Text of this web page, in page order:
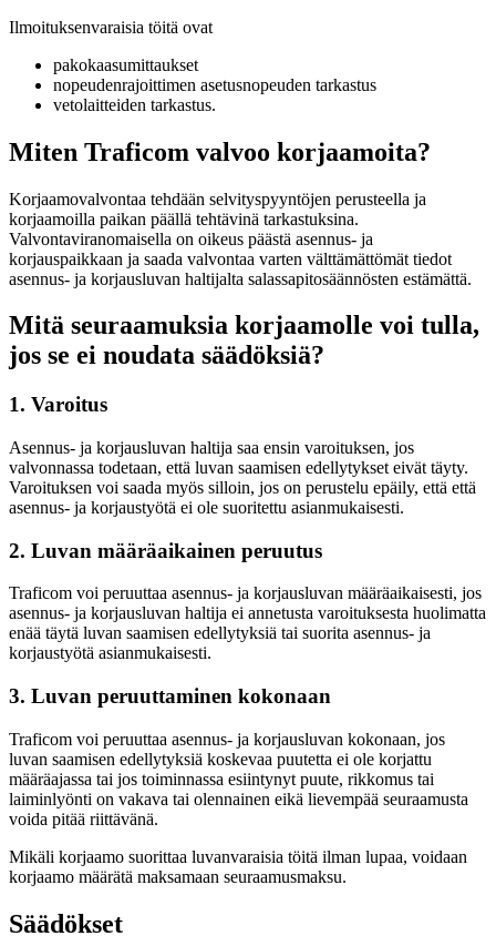
Ilmoituksenvaraisia töitä ovat
pakokaasumittaukset
nopeudenrajoittimen asetusnopeuden tarkastus
vetolaitteiden tarkastus.
Miten Traficom valvoo korjaamoita?
Korjaamovalvontaa tehdään selvityspyyntöjen perusteella ja
korjaamoilla paikan päällä tehtävinä tarkastuksina.
Valvontaviranomaisella on oikeus päästä asennus- ja
korjauspaikkaan ja saada valvontaa varten välttämättömät tiedot
asennus- ja korjausluvan haltijalta salassapitosäännösten estämättä.
Mitä seuraamuksia korjaamolle voi tulla,
jos se ei noudata säädöksiä?
1. Varoitus
Asennus- ja korjausluvan haltija saa ensin varoituksen, jos
valvonnassa todetaan, että luvan saamisen edellytykset eivät täyty.
Varoituksen voi saada myös silloin, jos on perustelu epäily, että että
asennus- ja korjaustyötä ei ole suoritettu asianmukaisesti.
2. Luvan määräaikainen peruutus
Traficom voi peruuttaa asennus- ja korjausluvan määräaikaisesti, jos
asennus- ja korjausluvan haltija ei annetusta varoituksesta huolimatta
enää täytä luvan saamisen edellytyksiä tai suorita asennus- ja
korjaustyötä asianmukaisesti.
3. Luvan peruuttaminen kokonaan
Traficom voi peruuttaa asennus- ja korjausluvan kokonaan, jos
luvan saamisen edellytyksiä koskevaa puutetta ei ole korjattu
määräajassa tai jos toiminnassa esiintynyt puute, rikkomus tai
laiminlyönti on vakava tai olennainen eikä lievempää seuraamusta
voida pitää riittävänä.
Mikäli korjaamo suorittaa luvanvaraisia töitä ilman lupaa, voidaan
korjaamo määrätä maksamaan seuraamusmaksu.
Säädökset